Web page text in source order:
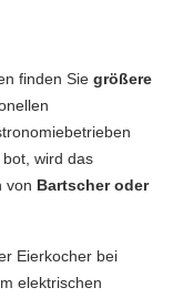
finden Sie größere
wird das
von Bartscher oder
Eierkocher bei
elektrischen